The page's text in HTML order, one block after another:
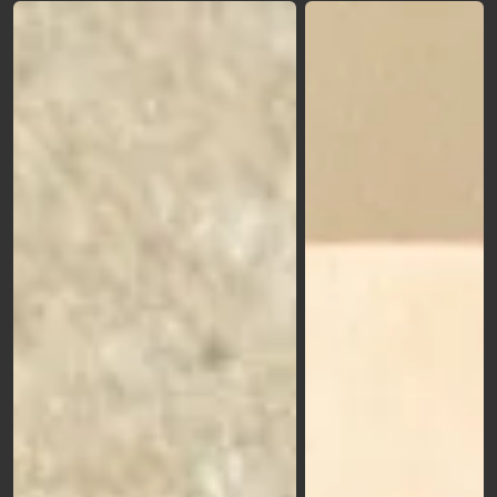
vôtre, ajoutez-le au panier et imprimez !
de production élevées établies par la politique de
: l'expédition sur sprint24.fr est
toujours express, elle ne dépasse jamais 72h !